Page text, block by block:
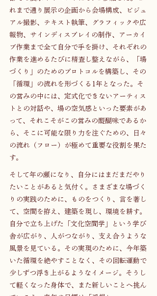
れまで通り展示の企画から会場構成、ビジュ
アル撮影、テキスト執筆、グラフィックや広
報物、サインディスプレイの制作、アーカイ
ブ作業まで全て自分で手を掛け、それぞれの
作業を進めるたびに精査し整えながら、「場
づくり」のためのプロトコルを構築し、その
「循環」の流れを形づくる1年となった。そ
の営みの中には、定式化できないアーティス
トとの対話や、場の空気感といった要素があ
って、それこそがこの営みの醍醐味であるか
ら、そこに可能な限り力を注ぐための、日々
の流れ（フロー）が極めて重要な役割を果た
す。
そして年の瀬になり、自分にはまだまだやり
たいことがあると気付く。さまざまな場づく
りの実践のために、ものをつくり、言を著し
て、空間を拵え、建築を現し、環境を耕す。
自分で立ち上げた「文化空間学」という学び
舎が広がり、人がつながり、支え合うような
風景を見ている。その実現のために、今年築
いた循環を絶やすことなく、その回転運動で
少しずつ浮き上がるようなイメージ。そうし
て軽くなった身体で、また新しいことへ挑ん